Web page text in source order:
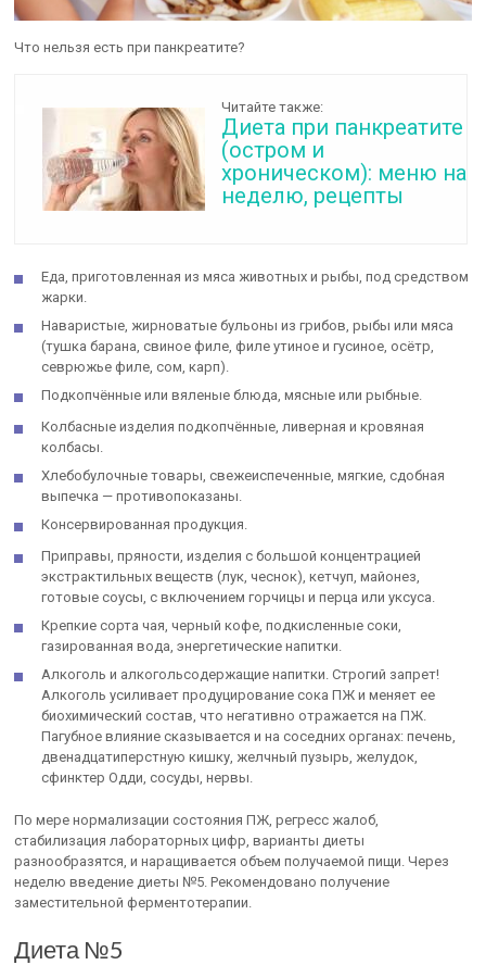
Что нельзя есть при панкреатите?
Читайте также:
Диета при панкреатите
(остром и
хроническом): меню на
неделю, рецепты
Еда, приготовленная из мяса животных и рыбы, под средством
жарки.
Наваристые, жирноватые бульоны из грибов, рыбы или мяса
(тушка барана, свиное филе, филе утиное и гусиное, осётр,
севрюжье филе, сом, карп).
Подкопчённые или вяленые блюда, мясные или рыбные.
Колбасные изделия подкопчённые, ливерная и кровяная
колбасы.
Хлебобулочные товары, свежеиспеченные, мягкие, сдобная
выпечка — противопоказаны.
Консервированная продукция.
Приправы, пряности, изделия с большой концентрацией
экстрактильных веществ (лук, чеснок), кетчуп, майонез,
готовые соусы, с включением горчицы и перца или уксуса.
Крепкие сорта чая, черный кофе, подкисленные соки,
газированная вода, энергетические напитки.
Алкоголь и алкогольсодержащие напитки. Строгий запрет!
Алкоголь усиливает продуцирование сока ПЖ и меняет ее
биохимический состав, что негативно отражается на ПЖ.
Пагубное влияние сказывается и на соседних органах: печень,
двенадцатиперстную кишку, желчный пузырь, желудок,
сфинктер Одди, сосуды, нервы.
По мере нормализации состояния ПЖ, регресс жалоб,
стабилизация лабораторных цифр, варианты диеты
разнообразятся, и наращивается объем получаемой пищи. Через
неделю введение диеты №5. Рекомендовано получение
заместительной ферментотерапии.
Диета №5